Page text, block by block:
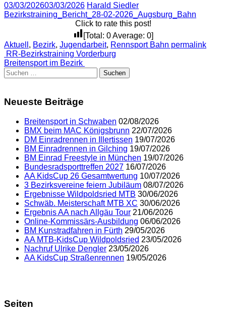
03/03/202603/03/2026 Harald Siedler
Bezirkstraining_Bericht_28-02-2026_Augsburg_Bahn
Click to rate this post!
[Total: 0Average: 0]
Aktuell , Bezirk, Jugendarbeit, Rennsport Bahn permalink
Post
navigation
RR-Bezirkstraining Vorderburg
Breitensport im Bezirk
Suchen
nach:
Neueste Beiträge
Breitensport in Schwaben 02/08/2026
BMX beim MAC Königsbrunn 22/07/2026
DM Einradrennen in Illertissen 19/07/2026
BM Einradrennen in Gilching 19/07/2026
BM Einrad Freestyle in München 19/07/2026
Bundesradsporttreffen 2027 16/07/2026
AA KidsCup 26 Gesamtwertung 10/07/2026
3 Bezirksvereine feiern Jubiläum 08/07/2026
Ergebnisse Wildpoldsried MTB 30/06/2026
Schwäb. Meisterschaft MTB XC 30/06/2026
Ergebnis AA nach Allgäu Tour 21/06/2026
Online-Kommissärs-Ausbildung 06/06/2026
BM Kunstradfahren in Fürth 29/05/2026
AA MTB-KidsCup Wildpoldsried 23/05/2026
Nachruf Ulrike Dengler 23/05/2026
AA KidsCup Straßenrennen 19/05/2026
Seiten